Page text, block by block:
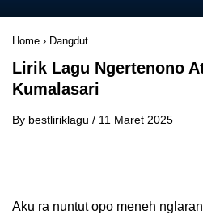
Home › Dangdut
Lirik Lagu Ngertenono
Kumalasari
By bestliriklagu / 11 Maret 2025
Aku ra nuntut opo meneh